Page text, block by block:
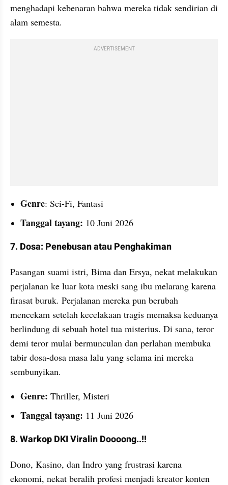
menghadapi kebenaran bahwa mereka tidak sendirian di
alam semesta.
ADVERTISEMENT
Genre: Sci-Fi, Fantasi
Tanggal tayang: 10 Juni 2026
7. Dosa: Penebusan atau Penghakiman
Pasangan suami istri, Bima dan Ersya, nekat melakukan
perjalanan ke luar kota meski sang ibu melarang karena
firasat buruk. Perjalanan mereka pun berubah
mencekam setelah kecelakaan tragis memaksa keduanya
berlindung di sebuah hotel tua misterius. Di sana, teror
demi teror mulai bermunculan dan perlahan membuka
tabir dosa-dosa masa lalu yang selama ini mereka
sembunyikan.
Genre: Thriller, Misteri
Tanggal tayang: 11 Juni 2026
8. Warkop DKI Viralin Doooong..!!
Dono, Kasino, dan Indro yang frustrasi karena
ekonomi, nekat beralih profesi menjadi kreator konten